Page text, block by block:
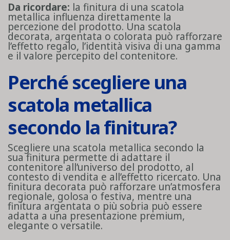
Da ricordare: la finitura di una scatola
metallica influenza direttamente la
percezione del prodotto. Una scatola
decorata, argentata o colorata può rafforzare
l’effetto regalo, l’identità visiva di una gamma
e il valore percepito del contenitore.
Perché scegliere una
scatola metallica
secondo la finitura?
Scegliere una scatola metallica secondo la
sua finitura permette di adattare il
contenitore all’universo del prodotto, al
contesto di vendita e all’effetto ricercato. Una
finitura decorata può rafforzare un’atmosfera
regionale, golosa o festiva, mentre una
finitura argentata o più sobria può essere
adatta a una presentazione premium,
elegante o versatile.